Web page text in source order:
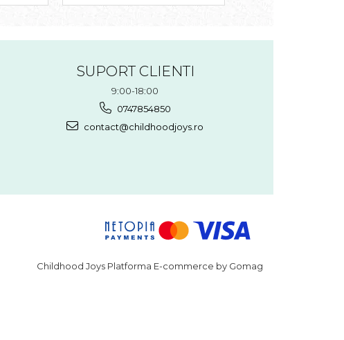
SUPORT CLIENTI
9:00-18:00
0747854850
contact@childhoodjoys.ro
Childhood Joys Platforma E-commerce by Gomag